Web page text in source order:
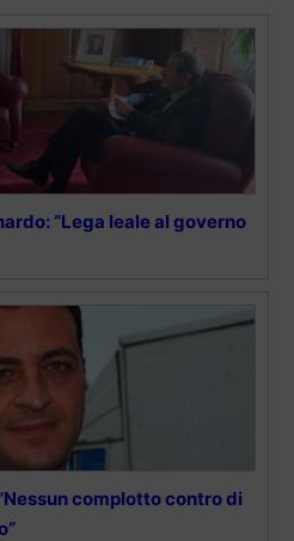
“Lega leale al governo
complotto contro di